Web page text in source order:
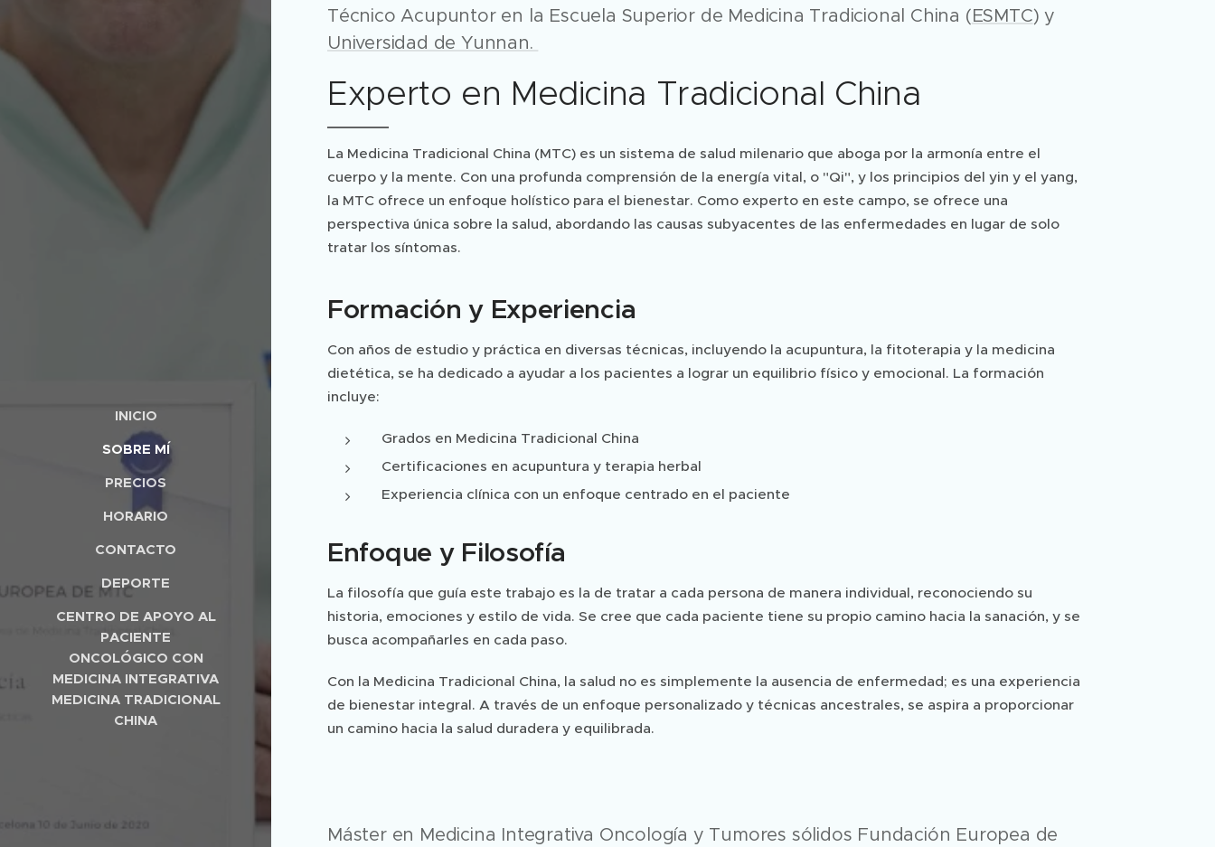
INICIO
SOBRE MÍ
PRECIOS
HORARIO
CONTACTO
DEPORTE
CENTRO DE APOYO AL
PACIENTE
ONCOLÓGICO CON
MEDICINA INTEGRATIVA
MEDICINA TRADICIONAL
CHINA
Técnico Acupuntor en la Escuela Superior de Medicina Tradicional China (ESMTC) y
Universidad de Yunnan.
Experto en Medicina Tradicional China
La Medicina Tradicional China (MTC) es un sistema de salud milenario que aboga por la armonía entre el
cuerpo y la mente. Con una profunda comprensión de la energía vital, o "Qi", y los principios del yin y el yang,
la MTC ofrece un enfoque holístico para el bienestar. Como experto en este campo, se ofrece una
perspectiva única sobre la salud, abordando las causas subyacentes de las enfermedades en lugar de solo
tratar los síntomas.
Formación y Experiencia
Con años de estudio y práctica en diversas técnicas, incluyendo la acupuntura, la fitoterapia y la medicina
dietética, se ha dedicado a ayudar a los pacientes a lograr un equilibrio físico y emocional. La formación
incluye:
Grados en Medicina Tradicional China
Certificaciones en acupuntura y terapia herbal
Experiencia clínica con un enfoque centrado en el paciente
Enfoque y Filosofía
La filosofía que guía este trabajo es la de tratar a cada persona de manera individual, reconociendo su
historia, emociones y estilo de vida. Se cree que cada paciente tiene su propio camino hacia la sanación, y se
busca acompañarles en cada paso.
Con la Medicina Tradicional China, la salud no es simplemente la ausencia de enfermedad; es una experiencia
de bienestar integral. A través de un enfoque personalizado y técnicas ancestrales, se aspira a proporcionar
un camino hacia la salud duradera y equilibrada.
Máster en Medicina Integrativa Oncología y Tumores sólidos Fundación Europea de